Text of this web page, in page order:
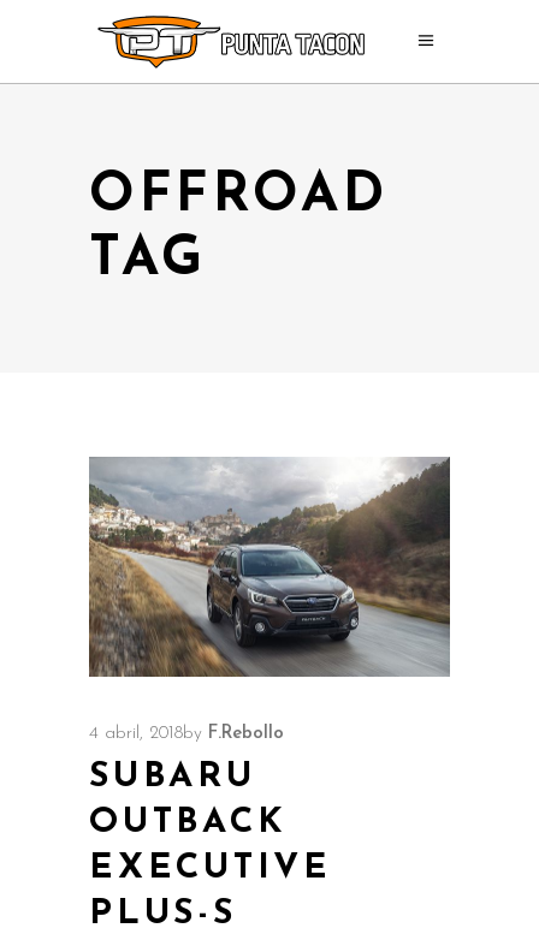
OFFROAD
TAG
4 abril, 2018by F.Rebollo
SUBARU
OUTBACK
EXECUTIVE
PLUS-S